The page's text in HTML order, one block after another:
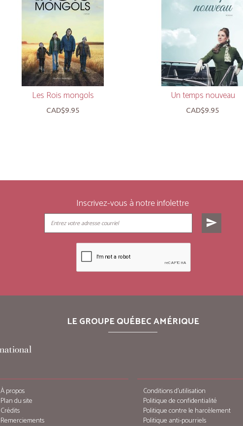
Les Rois mongols
CAD$9.95
Un temps nouveau
CAD$9.95
Inscrivez-vous à notre infolettre
send
LE GROUPE QUÉBEC AMÉRIQUE
À propos
Plan du site
Crédits
Remerciements
Conditions d’utilisation
Politique de confidentialité
Politique contre le harcèlement
Politique anti-pourriels